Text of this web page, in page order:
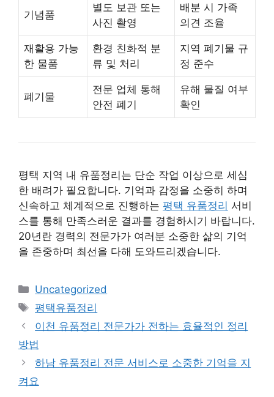
기념품
별도 보관 또는
사진 촬영
배분 시 가족
의견 조율
재활용 가능
한 물품
환경 친화적 분
류 및 처리
지역 폐기물 규
정 준수
폐기물
전문 업체 통해
안전 폐기
유해 물질 여부
확인
평택 지역 내 유품정리는 단순 작업 이상으로 세심
한 배려가 필요합니다. 기억과 감정을 소중히 하며
신속하고 체계적으로 진행하는 평택 유품정리 서비
스를 통해 만족스러운 결과를 경험하시기 바랍니다.
20년란 경력의 전문가가 여러분 소중한 삶의 기억
을 존중하며 최선을 다해 도와드리겠습니다.
카
테
고
리
Uncategorized
태
그
평택유품정리
이천 유품정리 전문가가 전하는 효율적인 정리
방법
하남 유품정리 전문 서비스로 소중한 기억을 지
켜요